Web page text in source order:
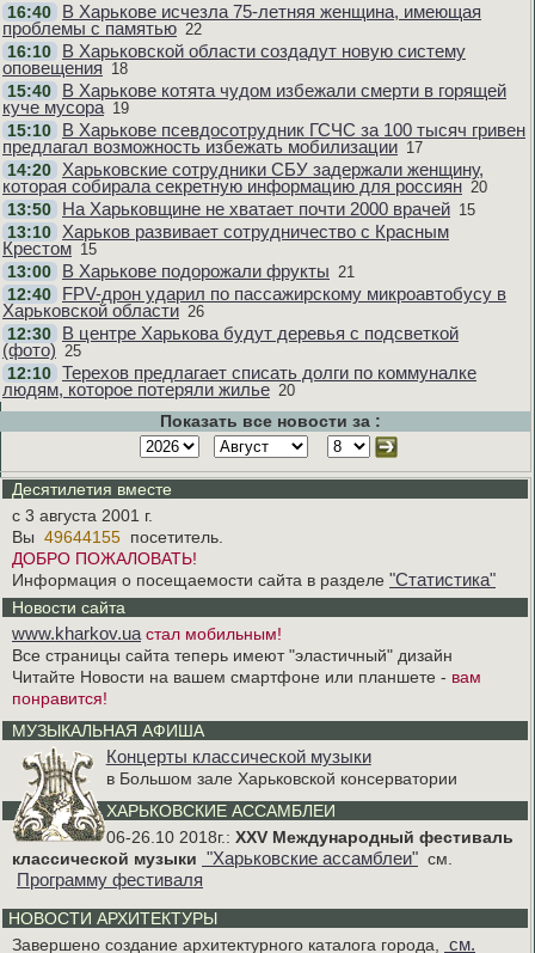
16:40
В Харькове исчезла 75-летняя женщина, имеющая
проблемы с памятью 22
16:10
В Харьковской области создадут новую систему
оповещения 18
15:40
В Харькове котята чудом избежали смерти в горящей
куче мусора 19
15:10
В Харькове псевдосотрудник ГСЧС за 100 тысяч гривен
предлагал возможность избежать мобилизации 17
14:20
Харьковские сотрудники СБУ задержали женщину,
которая собирала секретную информацию для россиян 20
13:50 На Харьковщине не хватает почти 2000 врачей 15
13:10
Харьков развивает сотрудничество с Красным
Крестом 15
13:00 В Харькове подорожали фрукты 21
12:40
FPV-дрон ударил по пассажирскому микроавтобусу в
Харьковской области 26
12:30
В центре Харькова будут деревья с подсветкой
(фото) 25
12:10 Терехов предлагает списать долги по коммуналке
людям, которое потеряли жилье 20
Показать все новости за :
Десятилетия вместе
с 3 августа 2001 г.
Вы 49644155 посетитель.
ДОБРО ПОЖАЛОВАТЬ!
Информация о посещаемости сайта в разделе "Статистика"
Новости сайта
www.kharkov.ua стал мобильным!
Все страницы сайта теперь имеют "эластичный" дизайн
Читайте Новости на вашем смартфоне или планшете - вам
понравится!
МУЗЫКАЛЬНАЯ АФИША
Концерты классической музыки
в Большом зале Харьковской консерватории
ХАРЬКОВСКИЕ АССАМБЛЕИ
06-26.10 2018г.: XXV Международный фестиваль
классической музыки "Харьковские ассамблеи" см.
Программу фестиваля
НОВОСТИ АРХИТЕКТУРЫ
Завершено создание архитектурного каталога города,
см.